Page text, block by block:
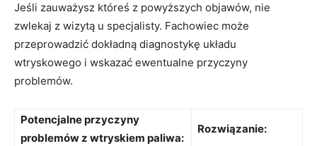
Jeśli zauważysz któreś z powyższych objawów, nie
zwlekaj z wizytą u specjalisty. Fachowiec może⁢
przeprowadzić dokładną diagnostykę układu
wtryskowego i wskazać ewentualne przyczyny
problemów.
Potencjalne przyczyny ​
problemów z wtryskiem paliwa:
Rozwiązanie: